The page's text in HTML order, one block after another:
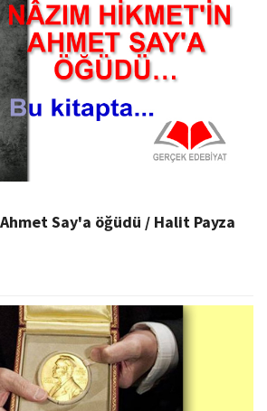
Say'a öğüdü / Halit Payza